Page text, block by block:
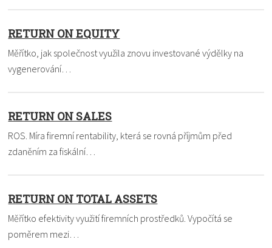
RETURN ON EQUITY
Měřítko, jak společnost využila znovu investované výdělky na
vygenerování…
RETURN ON SALES
ROS. Míra firemní rentability, která se rovná příjmům před
zdaněním za fiskální…
RETURN ON TOTAL ASSETS
Měřítko efektivity využití firemních prostředků. Vypočítá se
poměrem mezi…